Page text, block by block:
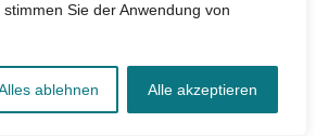
Sie der Anwendung von
ablehnen Alle akzeptieren
einigt sich auf Kopftuchverbot an